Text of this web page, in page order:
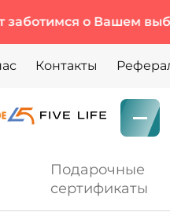
о Вашем выборе
Контакты
Подарочные
сертификаты